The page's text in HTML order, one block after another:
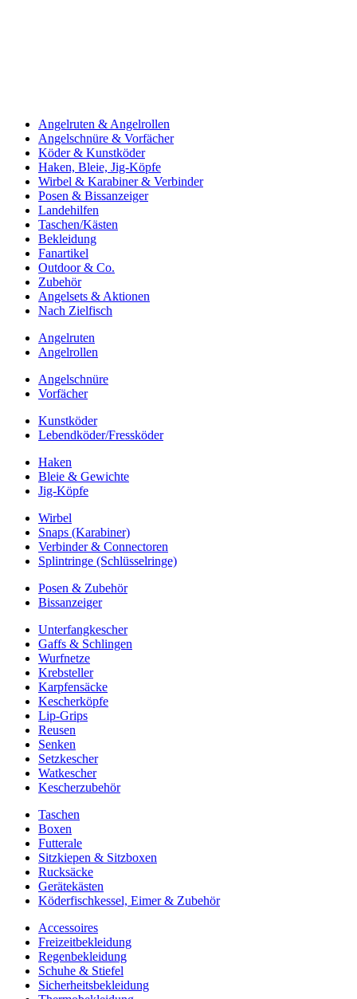
Angelruten & Angelrollen
Angelschnüre & Vorfächer
Köder & Kunstköder
Haken, Bleie, Jig-Köpfe
Wirbel & Karabiner & Verbinder
Posen & Bissanzeiger
Landehilfen
Taschen/Kästen
Bekleidung
Fanartikel
Outdoor & Co.
Zubehör
Angelsets & Aktionen
Nach Zielfisch
Angelruten
Angelrollen
Angelschnüre
Vorfächer
Kunstköder
Lebendköder/Fressköder
Haken
Bleie & Gewichte
Jig-Köpfe
Wirbel
Snaps (Karabiner)
Verbinder & Connectoren
Splintringe (Schlüsselringe)
Posen & Zubehör
Bissanzeiger
Unterfangkescher
Gaffs & Schlingen
Wurfnetze
Krebsteller
Karpfensäcke
Kescherköpfe
Lip-Grips
Reusen
Senken
Setzkescher
Watkescher
Kescherzubehör
Taschen
Boxen
Futterale
Sitzkiepen & Sitzboxen
Rucksäcke
Gerätekästen
Köderfischkessel, Eimer & Zubehör
Accessoires
Freizeitbekleidung
Regenbekleidung
Schuhe & Stiefel
Sicherheitsbekleidung